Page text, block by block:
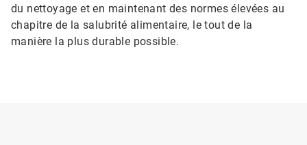
du nettoyage et en maintenant des normes élevées au
chapitre de la salubrité alimentaire, le tout de la
manière la plus durable possible.